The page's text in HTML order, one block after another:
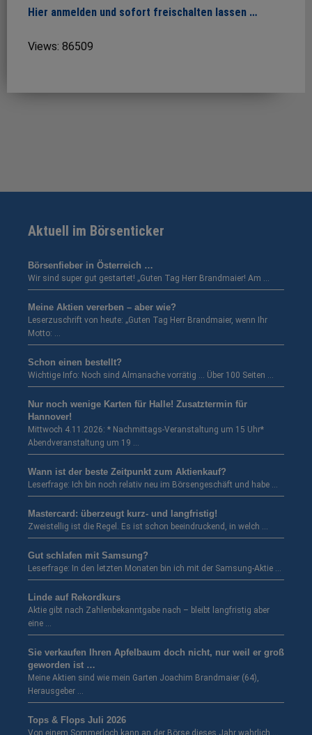
Hier anmelden und sofort freischalten lassen …
Views: 86509
Aktuell im Börsenticker
Börsenfieber in Österreich …
Wir sind super gut gestartet! „Guten Tag Herr Brandmaier! Am …
Meine Aktien vererben – aber wie?
Leserzuschrift von heute: „Guten Tag Herr Brandmaier, wenn Ihr
Motto: …
Schon einen bestellt?
Wichtige Info: Noch sind Almanache vorrätig … Über 100 Seiten …
Nur noch wenige Karten für Halle! Zusatztermin für
Hannover!
Mittwoch 4.11.2026: * Nachmittags-Veranstaltung um 15 Uhr*
Abendveranstaltung um 19 …
Wann ist der beste Zeitpunkt zum Aktienkauf?
Leserfrage: Ich bin noch relativ neu im Börsengeschäft und habe …
Mastercard: überzeugt kurz- und langfristig!
Zweistellig ist die Regel. Es ist schon beeindruckend, in welch …
Gut schlafen mit Samsung?
Leserfrage: In den letzten Monaten bin ich mit der Samsung-Aktie …
Linde auf Rekordkurs
Aktie gibt nach Zahlenbekanntgabe nach – bleibt langfristig aber
eine …
Sie verkaufen Ihren Apfelbaum doch nicht, nur weil er groß
geworden ist …
Meine Aktien sind wie mein Garten Joachim Brandmaier (64),
Herausgeber …
Tops & Flops Juli 2026
Von einem Sommerloch kann an der Börse dieses Jahr wahrlich …